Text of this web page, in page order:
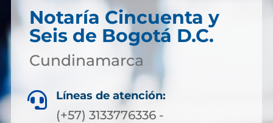
Notaría Cincuenta y
Seis de Bogotá D.C.
Cundinamarca
 Líneas de atención:
(+57) 3133776336 -